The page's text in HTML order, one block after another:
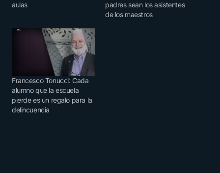
aulas
padres sean los asistentes
de los maestros
Francesco Tonucci: Cada
alumno que la escuela
pierde es un regalo para la
delincuencia